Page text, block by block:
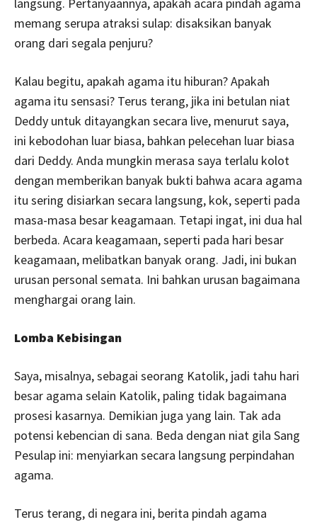
memang serupa atraksi sulap: disaksikan banyak
orang dari segala penjuru?
Kalau begitu, apakah agama itu hiburan? Apakah
agama itu sensasi? Terus terang, jika ini betulan niat
Deddy untuk ditayangkan secara live, menurut saya,
ini kebodohan luar biasa, bahkan pelecehan luar biasa
dari Deddy. Anda mungkin merasa saya terlalu kolot
dengan memberikan banyak bukti bahwa acara agama
itu sering disiarkan secara langsung, kok, seperti pada
masa-masa besar keagamaan. Tetapi ingat, ini dua hal
berbeda. Acara keagamaan, seperti pada hari besar
keagamaan, melibatkan banyak orang. Jadi, ini bukan
urusan personal semata. Ini bahkan urusan bagaimana
menghargai orang lain.
Lomba Kebisingan
Saya, misalnya, sebagai seorang Katolik, jadi tahu hari
besar agama selain Katolik, paling tidak bagaimana
prosesi kasarnya. Demikian juga yang lain. Tak ada
potensi kebencian di sana. Beda dengan niat gila Sang
Pesulap ini: menyiarkan secara langsung perpindahan
agama.
Terus terang, di negara ini, berita pindah agama